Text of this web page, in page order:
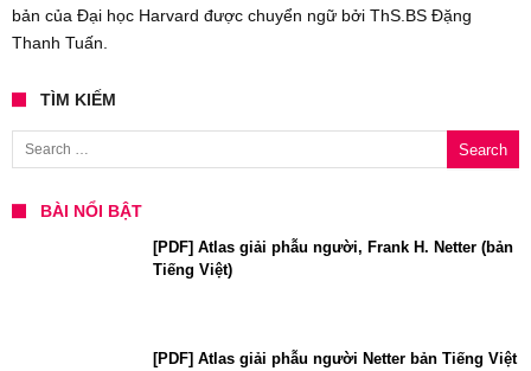
bản của Đại học Harvard được chuyển ngữ bởi ThS.BS Đặng
Thanh Tuấn.
TÌM KIẾM
Search for:
BÀI NỔI BẬT
[PDF] Atlas giải phẫu người, Frank H. Netter (bản
Tiếng Việt)
[PDF] Atlas giải phẫu người Netter bản Tiếng Việt